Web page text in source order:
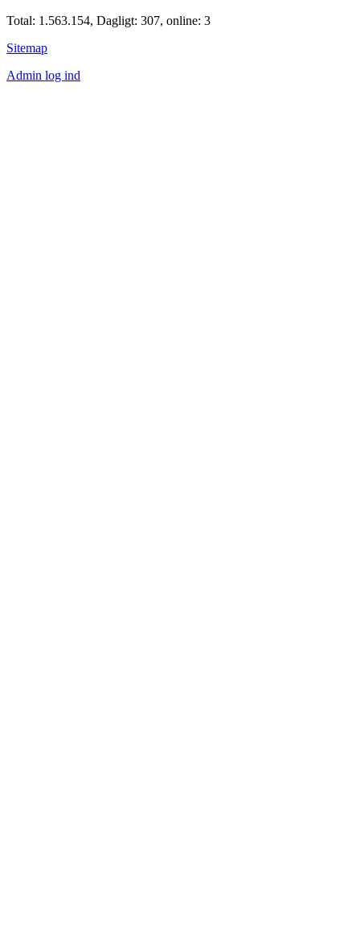
Total: 1.563.154, Dagligt: 307, online: 3
Sitemap
Admin log ind